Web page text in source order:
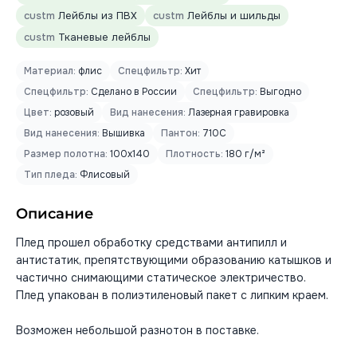
custm Лейблы из ПВХ custm Лейблы и шильды
custm Тканевые лейблы
Материал: флис Спецфильтр: Хит
Спецфильтр: Сделано в России Спецфильтр: Выгодно
Цвет: розовый Вид нанесения: Лазерная гравировка
Вид нанесения: Вышивка Пантон: 710C
Размер полотна: 100x140 Плотность: 180 г/м²
Тип пледа: Флисовый
Описание
Плед прошел обработку средствами антипилл и
антистатик, препятствующими образованию катышков и
частично снимающими статическое электричество.
Плед упакован в полиэтиленовый пакет с липким краем.
Возможен небольшой разнотон в поставке.